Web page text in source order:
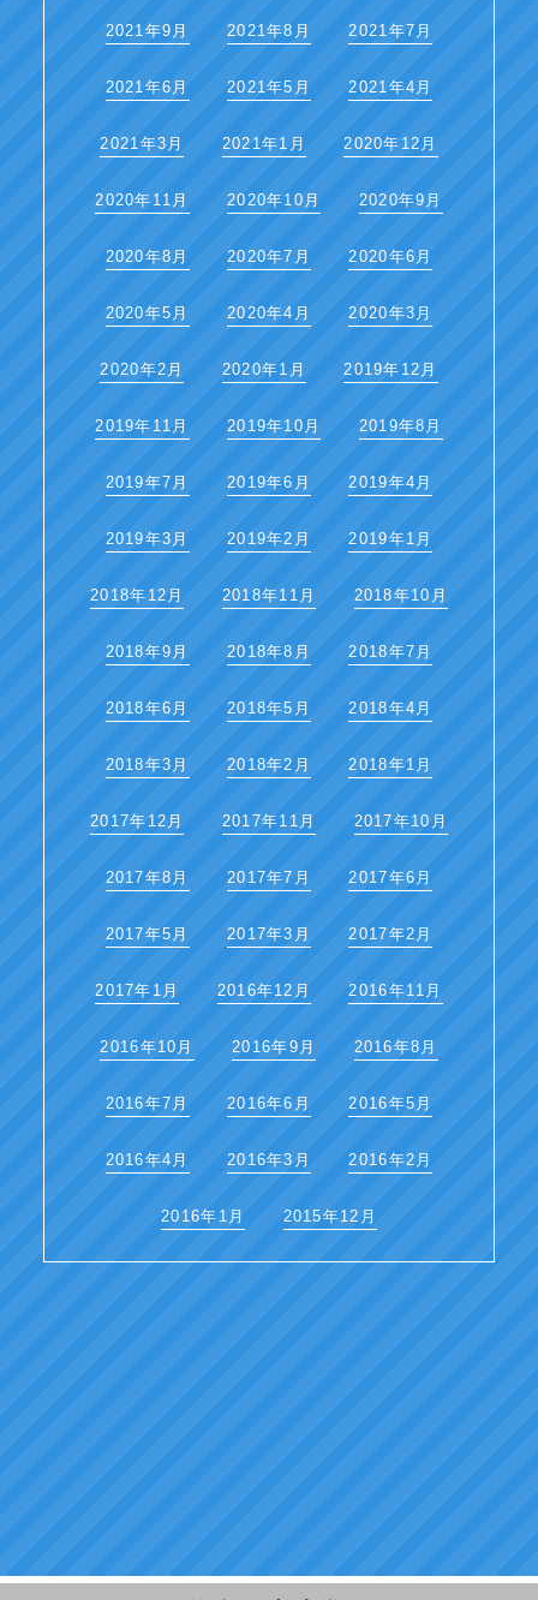
2021年9月 2021年8月 2021年7月
2021年6月 2021年5月 2021年4月
2021年3月 2021年1月 2020年12月
2020年11月 2020年10月 2020年9月
2020年8月 2020年7月 2020年6月
2020年5月 2020年4月 2020年3月
2020年2月 2020年1月 2019年12月
2019年11月 2019年10月 2019年8月
2019年7月 2019年6月 2019年4月
2019年3月 2019年2月 2019年1月
2018年12月 2018年11月 2018年10月
2018年9月 2018年8月 2018年7月
2018年6月 2018年5月 2018年4月
2018年3月 2018年2月 2018年1月
2017年12月 2017年11月 2017年10月
2017年8月 2017年7月 2017年6月
2017年5月 2017年3月 2017年2月
2017年1月 2016年12月 2016年11月
2016年10月 2016年9月 2016年8月
2016年7月 2016年6月 2016年5月
2016年4月 2016年3月 2016年2月
2016年1月 2015年12月